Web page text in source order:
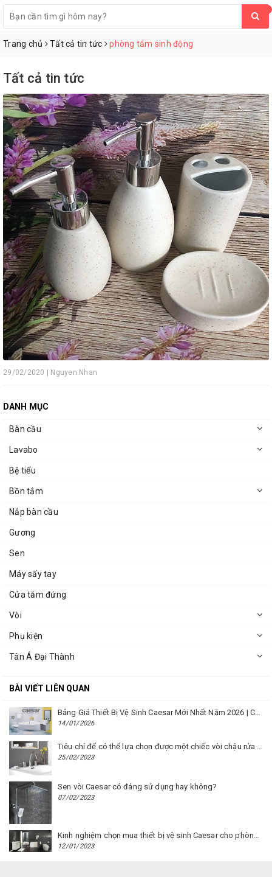
Trang chủ Tất cả tin tức phòng tắm sinh động
Tất cả tin tức
29/02/2020 | Nguyen Nhan
DANH MỤC
Bàn cầu
Lavabo
Bệ tiểu
Bồn tắm
Nắp bàn cầu
Gương
Sen
Máy sấy tay
Cửa tắm đứng
Vòi
Phụ kiện
Tân Á Đại Thành
BÀI VIẾT LIÊN QUAN
14/01/2026
Tiêu chí để có thể lựa chọn được một chiếc vòi chậu rửa mặt Caesar phù hợp
25/02/2023
Sen vòi Caesar có đáng sử dụng hay không?
07/02/2023
Kinh nghiệm chọn mua thiết bị vệ sinh Caesar cho phòng trọ
12/01/2023